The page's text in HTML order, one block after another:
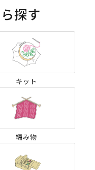
探す
キット
編み物